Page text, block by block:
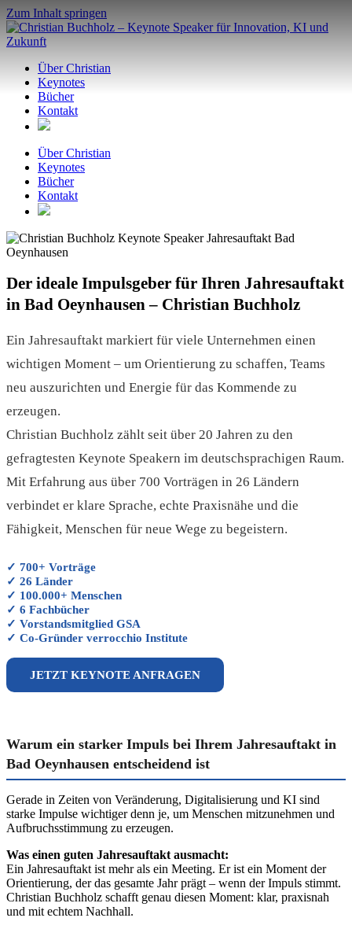
Zum Inhalt springen
Über Christian
Keynotes
Bücher
Kontakt
Über Christian
Keynotes
Bücher
Kontakt
Der ideale Impulsgeber für Ihren Jahresauftakt
in Bad Oeynhausen – Christian Buchholz
Ein Jahresauftakt markiert für viele Unternehmen einen
wichtigen Moment – um Orientierung zu schaffen, Teams
neu auszurichten und Energie für das Kommende zu
erzeugen.
Christian Buchholz zählt seit über 20 Jahren zu den
gefragtesten Keynote Speakern im deutschsprachigen Raum.
Mit Erfahrung aus über 700 Vorträgen in 26 Ländern
verbindet er klare Sprache, echte Praxisnähe und die
Fähigkeit, Menschen für neue Wege zu begeistern.
✓ 700+ Vorträge
✓ 26 Länder
✓ 100.000+ Menschen
✓ 6 Fachbücher
✓ Vorstandsmitglied GSA
✓ Co-Gründer verrocchio Institute
JETZT KEYNOTE ANFRAGEN
Warum ein starker Impuls bei Ihrem Jahresauftakt in
Bad Oeynhausen entscheidend ist
Gerade in Zeiten von Veränderung, Digitalisierung und KI sind
starke Impulse wichtiger denn je, um Menschen mitzunehmen und
Aufbruchsstimmung zu erzeugen.
Was einen guten Jahresauftakt ausmacht:
Ein Jahresauftakt ist mehr als ein Meeting. Er ist ein Moment der
Orientierung, der das gesamte Jahr prägt – wenn der Impuls stimmt.
Christian Buchholz schafft genau diesen Moment: klar, praxisnah
und mit echtem Nachhall.